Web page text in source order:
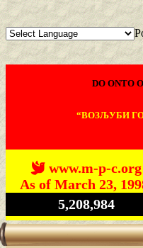
DO ONTO
“ВОЗЉУБИ
www.m-p-c.org
As of March 23,
5,208,984